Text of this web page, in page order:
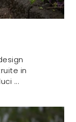
in
...